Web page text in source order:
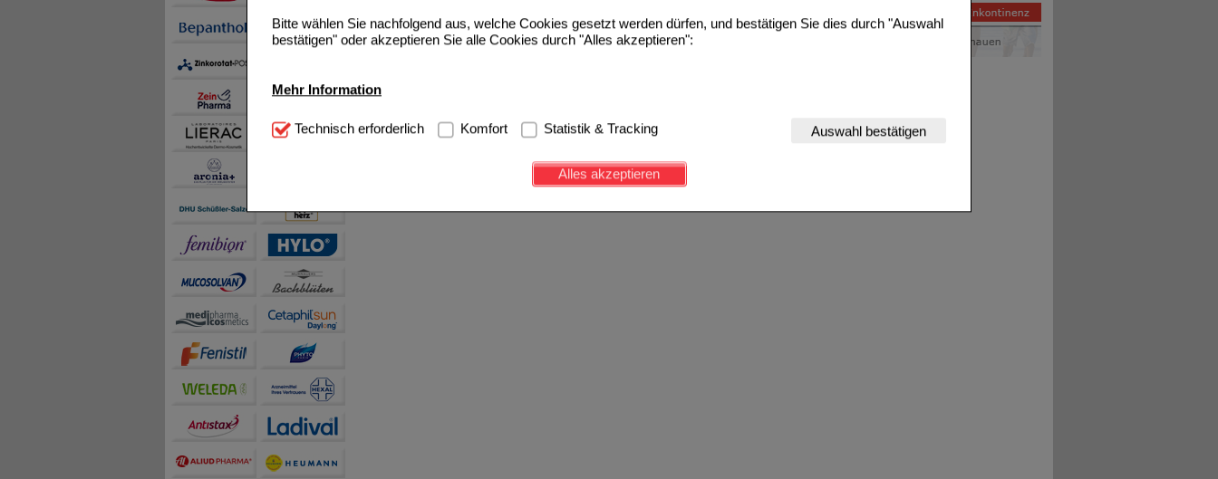
Bitte wählen Sie nachfolgend aus, welche Cookies gesetzt werden dürfen, und bestätigen Sie dies durch "Auswahl
bestätigen" oder akzeptieren Sie alle Cookies durch "Alles akzeptieren":
Mehr Information
Technisch Notwendig: Hierbei handelt es sich um Cookies, die für die Grundfunktionen unserer Website
notwendig sind (z.B. Navigation, Warenkorb, Kundenkonto), weshalb auf diese nicht verzichtet werden kann.
Diese Cookies werden genutzt um das Einkaufserlebnis noch ansprechender zu gestalten,
beispielsweise für die Wiedererkennung des Besuchers oder unsere Seite an bevorzugte Verhaltensweisen (z.B.
Inhalte anzuzeigen und unser Partnerprogramm zu betreiben.
Statistik & Tracking:
sammeln, mit deren Hilfe wir unsere Website weiter für Sie optimieren können, den Inhalt auf unserer Website aber
auch die Werbung auf Drittseiten möglichst relevant für Sie zu gestalten. Bitte beachten Sie, dass Daten hierfür
Technisch erforderlich Komfort Statistik & Tracking Auswahl bestätigen
Alles akzeptieren